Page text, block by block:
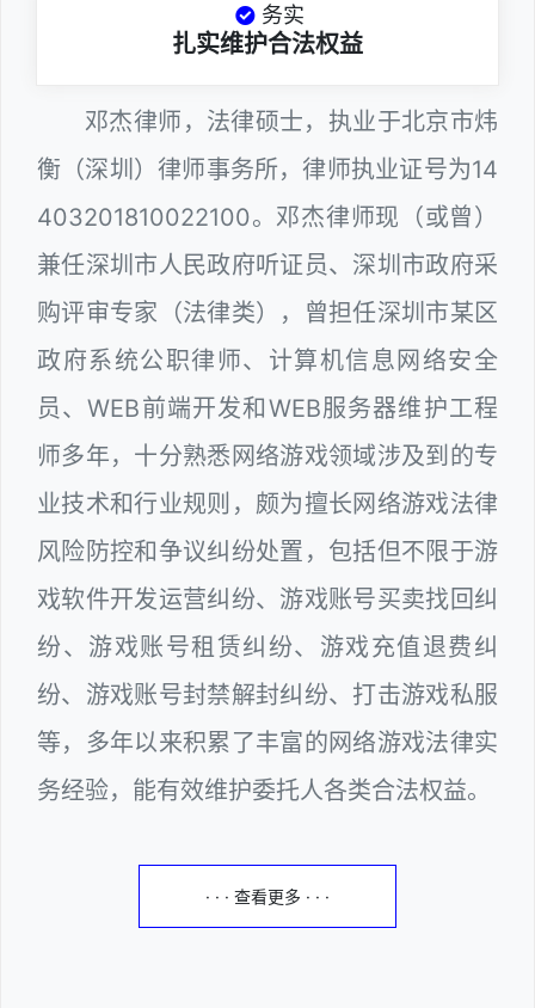
务实
扎实维护合法权益
邓杰律师，法律硕士，执业于北京市炜
衡（深圳）律师事务所，律师执业证号为14
403201810022100。邓杰律师现（或曾）
兼任深圳市人民政府听证员、深圳市政府采
购评审专家（法律类），曾担任深圳市某区
政府系统公职律师、计算机信息网络安全
员、WEB前端开发和WEB服务器维护工程
师多年，十分熟悉网络游戏领域涉及到的专
业技术和行业规则，颇为擅长网络游戏法律
风险防控和争议纠纷处置，包括但不限于游
戏软件开发运营纠纷、游戏账号买卖找回纠
纷、游戏账号租赁纠纷、游戏充值退费纠
纷、游戏账号封禁解封纠纷、打击游戏私服
等，多年以来积累了丰富的网络游戏法律实
务经验，能有效维护委托人各类合法权益。
· · · 查看更多 · · ·